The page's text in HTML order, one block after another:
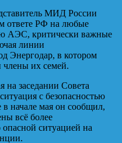
МИД России
ответе РФ на любые
АЭС, критически важные
линии
Энергодар, в котором
члены их семей.
на заседании Совета
с безопасностью
начале мая он сообщил,
всё более
ситуацией на